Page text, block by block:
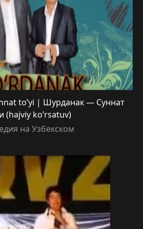
to’yi | Шурданак — Суннат
(hajviy ko’rsatuv)
на Узбекском